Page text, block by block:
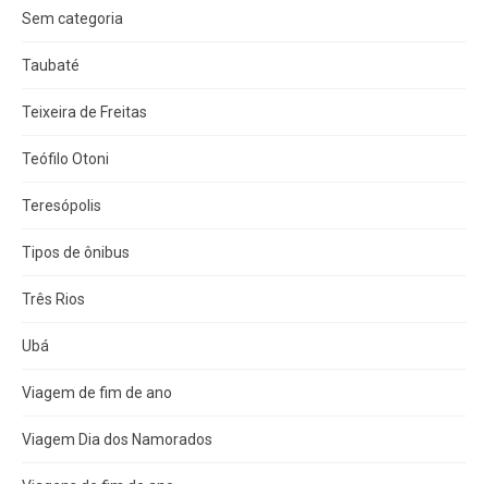
Sem categoria
Taubaté
Teixeira de Freitas
Teófilo Otoni
Teresópolis
Tipos de ônibus
Três Rios
Ubá
Viagem de fim de ano
Viagem Dia dos Namorados